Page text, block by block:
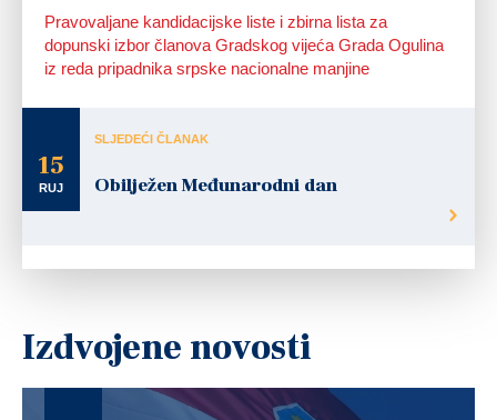
Pravovaljane kandidacijske liste i zbirna lista za
dopunski izbor članova Gradskog vijeća Grada Ogulina
iz reda pripadnika srpske nacionalne manjine
15
RUJ
SLJEDEĆI ČLANAK
Obilježen Međunarodni dan
Izdvojene novosti